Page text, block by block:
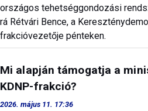
országos tehetséggondozási
rá Rétvári Bence, a
frakcióvezetője pénteken.
Mi alapján támogatja a
KDNP-frakció?
2026. május 11. 17:36